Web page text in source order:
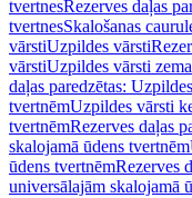
tvertnesRezerves daļas
tvertnesSkalošanas
vārstiUzpildes vārsti
vārstiUzpildes vārsti
daļas paredzētas:
tvertnēmUzpildes vārsti
tvertnēmRezerves daļas
skalojamā ūdens tvertnēm
ūdens tvertnēmRezerves
universālajām skalojamā